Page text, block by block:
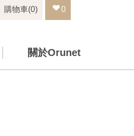
關於Orunet
0 0